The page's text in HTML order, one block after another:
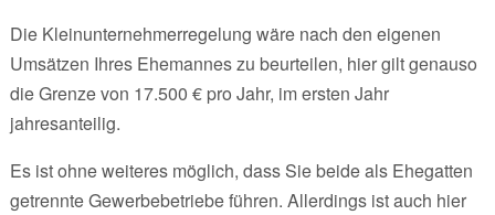
Die Kleinunternehmerregelung wäre nach den eigenen
Umsätzen Ihres Ehemannes zu beurteilen, hier gilt genauso
die Grenze von 17.500 € pro Jahr, im ersten Jahr
jahresanteilig.
Es ist ohne weiteres möglich, dass Sie beide als Ehegatten
getrennte Gewerbebetriebe führen. Allerdings ist auch hier